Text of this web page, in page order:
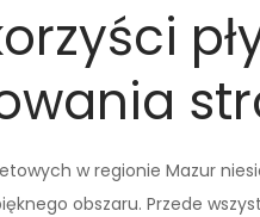
w regionie Mazur
obszaru. Przede